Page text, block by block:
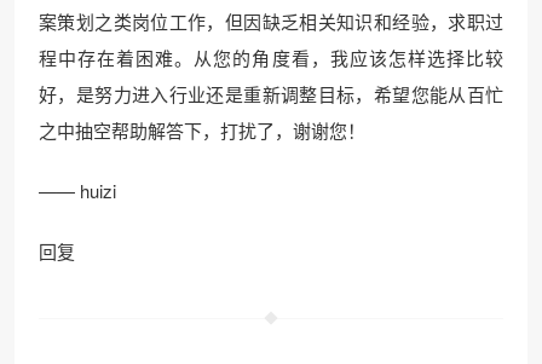
案策划之类岗位工作，但因缺乏相关知识和经验，求职过
程中存在着困难。从您的角度看，我应该怎样选择比较
好，是努力进入行业还是重新调整目标，希望您能从百忙
之中抽空帮助解答下，打扰了，谢谢您！
—— huizi
回复